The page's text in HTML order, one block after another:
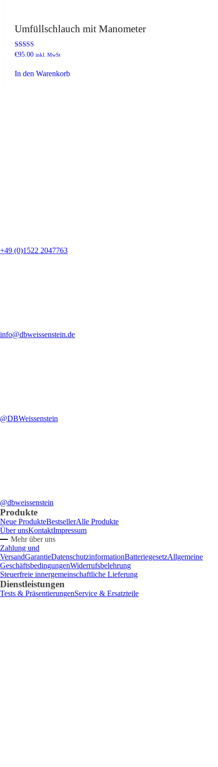
Umfüllschlauch mit Manometer
Bewertet
von 5
€95.00 inkl. MwSt
In den Warenkorb
+49 (0)1522 2047763
info@dbweissenstein.de
@DBWeissenstein
@dbweissenstein
Produkte
Neue ProdukteBestsellerAlle Produkte
Über unsKontaktImpressum
Mehr über uns
Zahlung und
VersandGarantieDatenschutzinformationBatteriegesetzAllgemeine
GeschäftsbedingungenWiderrufsbelehrung
Steuerfreie innergemeinschaftliche Lieferung
Dienstleistungen
Tests & PräsentierungenService & Ersatzteile